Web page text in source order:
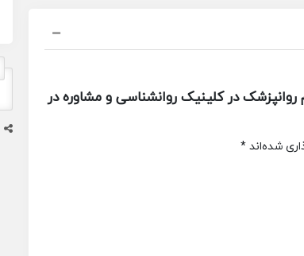
در کلینیک روانشناسی و مشاوره در
شده‌اند*